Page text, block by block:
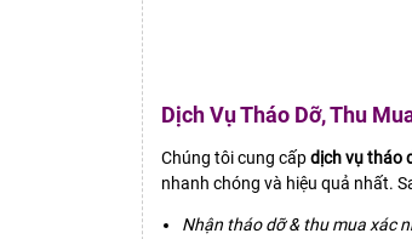
Dịch Vụ Tháo Dỡ, Thu
Chúng tôi cung cấpdịch vụ tháo
nhanh chóng và hiệu quả nhất.
Nhận tháo dỡ & thu mua xác